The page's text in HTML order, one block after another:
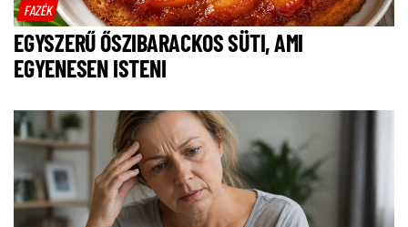
FAZÉK
EGYSZERŰ ŐSZIBARACKOS SÜTI, AMI
EGYENESEN ISTENI